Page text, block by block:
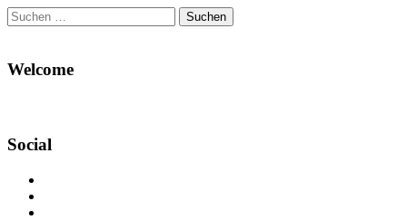
Suchen
nach:
Welcome
Social